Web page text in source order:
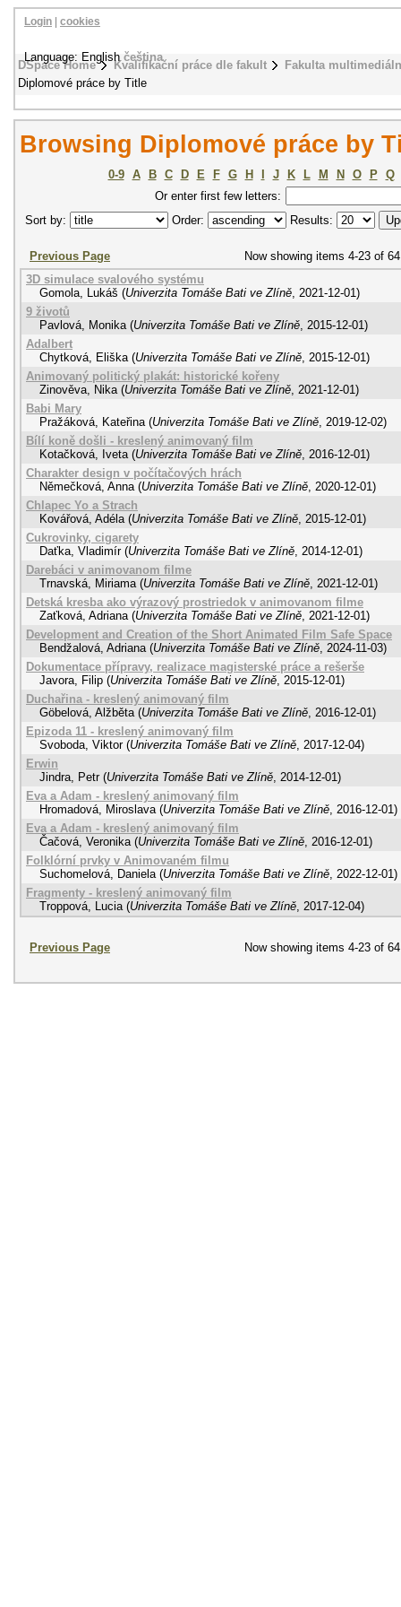
DSpace Home Kvalifikační práce dle fakult
Fakulta
Diplomové práce by Title
Login cookies
Language: Englishčeština
Browsing Diplomové práce by
0-9 A B C D E F G H J K L M N O P
Q
Or enter first few letters:
Sort by:
Order: Results:
Previous Page
Now showing items 4-23 of 64
3D simulace svalového systému
Gomola, Lukáš (Univerzita Tomáše Bati ve Zlíně, 2021-12-01)
9 životů
Pavlová, Monika (Univerzita Tomáše Bati ve Zlíně, 2015-12-01)
Adalbert
Chytková, Eliška (Univerzita Tomáše Bati ve Zlíně, 2015-12-01)
Animovaný politický plakát: historické kořeny
Zinověva, Nika (Univerzita Tomáše Bati ve Zlíně, 2021-12-01)
Babi Mary
Pražáková, Kateřina (Univerzita Tomáše Bati ve Zlíně, 2019-12-02)
Bílí koně došli - kreslený animovaný film
Kotačková, Iveta (Univerzita Tomáše Bati ve Zlíně, 2016-12-01)
Charakter design v počítačových hrách
Němečková, Anna (Univerzita Tomáše Bati ve Zlíně, 2020-12-01)
Chlapec Yo a Strach
Kovářová, Adéla (Univerzita Tomáše Bati ve Zlíně, 2015-12-01)
Cukrovinky, cigarety
Daťka, Vladimír (Univerzita Tomáše Bati ve Zlíně, 2014-12-01)
Darebáci v animovanom filme
Trnavská, Miriama (Univerzita Tomáše Bati ve Zlíně, 2021-12-01)
Detská kresba ako výrazový prostriedok v animovanom filme
Zaťková, Adriana (Univerzita Tomáše Bati ve Zlíně, 2021-12-01)
Development and Creation of the Short Animated Film Safe Space
Bendžalová, Adriana (Univerzita Tomáše Bati ve Zlíně, 2024-11-03)
Dokumentace přípravy, realizace magisterské práce a rešerše
Javora, Filip (Univerzita Tomáše Bati ve Zlíně, 2015-12-01)
Duchařina - kreslený animovaný film
Göbelová, Alžběta (Univerzita Tomáše Bati ve Zlíně, 2016-12-01)
Epizoda 11 - kreslený animovaný film
Svoboda, Viktor (Univerzita Tomáše Bati ve Zlíně, 2017-12-04)
Erwin
Jindra, Petr (Univerzita Tomáše Bati ve Zlíně, 2014-12-01)
Eva a Adam - kreslený animovaný film
Hromadová, Miroslava (Univerzita Tomáše Bati ve Zlíně, 2016-12-01)
Eva a Adam - kreslený animovaný film
Čačová, Veronika (Univerzita Tomáše Bati ve Zlíně, 2016-12-01)
Folklórní prvky v Animovaném filmu
Suchomelová, Daniela (Univerzita Tomáše Bati ve Zlíně, 2022-12-01)
Fragmenty - kreslený animovaný film
Troppová, Lucia (Univerzita Tomáše Bati ve Zlíně, 2017-12-04)
Previous Page Now showing items 4-23 of 64